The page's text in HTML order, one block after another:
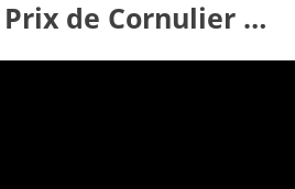
de Cornulier …